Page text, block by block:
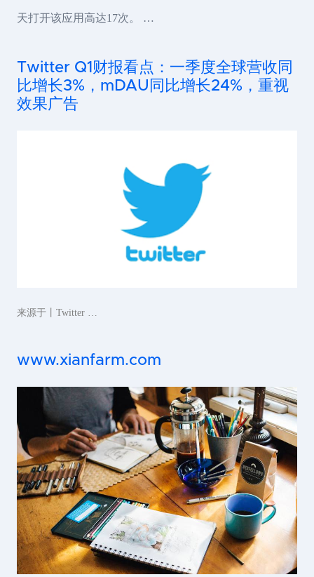
天打开该应用高达17次。 …
Twitter Q1财报看点：一季度全球营收同
比增长3%，mDAU同比增长24%，重视
效果广告
来源于丨Twitter …
www.xianfarm.com